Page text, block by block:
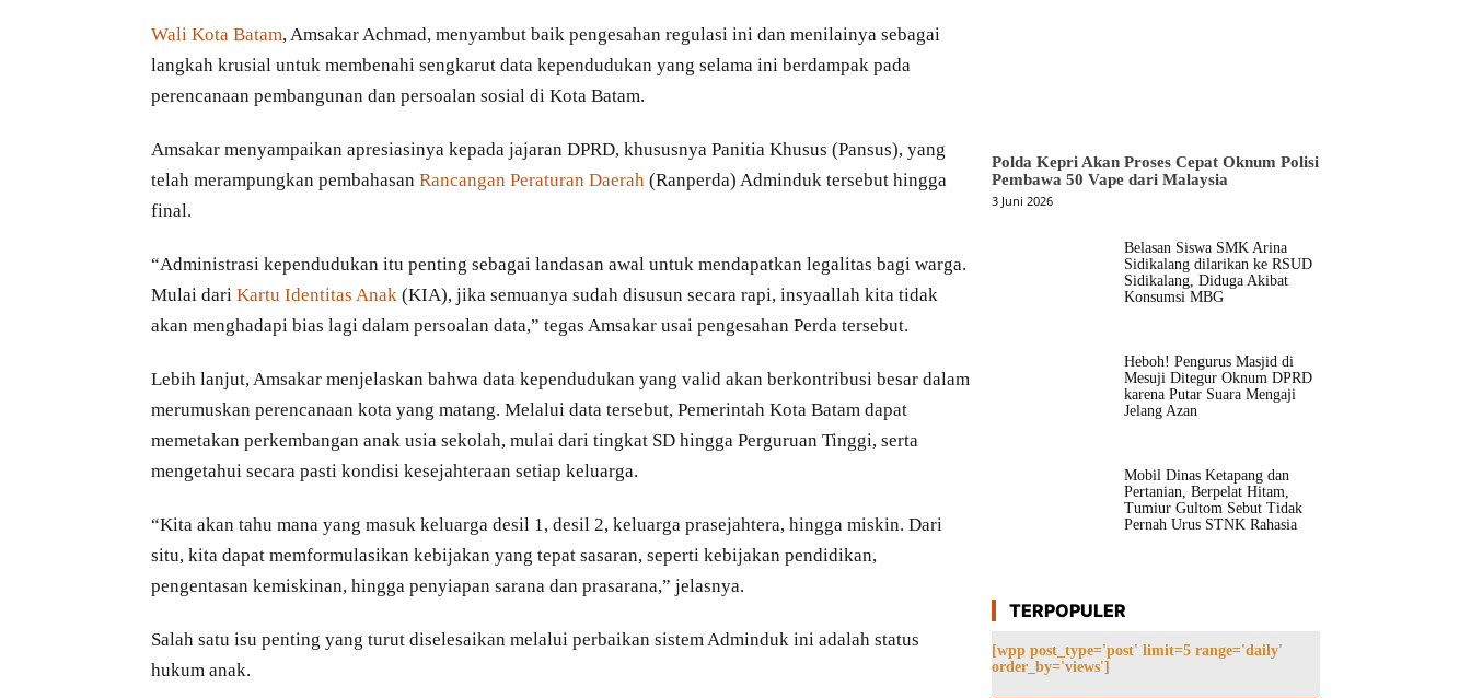
Wali Kota Batam, Amsakar Achmad, menyambut baik pengesahan regulasi ini dan menilainya sebagai
langkah krusial untuk membenahi sengkarut data kependudukan yang selama ini berdampak pada
perencanaan pembangunan dan persoalan sosial di Kota Batam.
Amsakar menyampaikan apresiasinya kepada jajaran DPRD, khususnya Panitia Khusus (Pansus), yang
telah merampungkan pembahasan Rancangan Peraturan Daerah (Ranperda) Adminduk tersebut hingga
final.
“Administrasi kependudukan itu penting sebagai landasan awal untuk mendapatkan legalitas bagi warga.
Mulai dari Kartu Identitas Anak (KIA), jika semuanya sudah disusun secara rapi, insyaallah kita tidak
akan menghadapi bias lagi dalam persoalan data,” tegas Amsakar usai pengesahan Perda tersebut.
Lebih lanjut, Amsakar menjelaskan bahwa data kependudukan yang valid akan berkontribusi besar dalam
merumuskan perencanaan kota yang matang. Melalui data tersebut, Pemerintah Kota Batam dapat
memetakan perkembangan anak usia sekolah, mulai dari tingkat SD hingga Perguruan Tinggi, serta
mengetahui secara pasti kondisi kesejahteraan setiap keluarga.
“Kita akan tahu mana yang masuk keluarga desil 1, desil 2, keluarga prasejahtera, hingga miskin. Dari
situ, kita dapat memformulasikan kebijakan yang tepat sasaran, seperti kebijakan pendidikan,
pengentasan kemiskinan, hingga penyiapan sarana dan prasarana,” jelasnya.
Salah satu isu penting yang turut diselesaikan melalui perbaikan sistem Adminduk ini adalah status
hukum anak.
Polda Kepri Akan Proses Cepat Oknum Polisi
Pembawa 50 Vape dari Malaysia
3 Juni 2026
Belasan Siswa SMK Arina
Sidikalang dilarikan ke RSUD
Sidikalang, Diduga Akibat
Konsumsi MBG
Heboh! Pengurus Masjid di
Mesuji Ditegur Oknum DPRD
karena Putar Suara Mengaji
Jelang Azan
Mobil Dinas Ketapang dan
Pertanian, Berpelat Hitam,
Tumiur Gultom Sebut Tidak
Pernah Urus STNK Rahasia
TERPOPULER
[wpp post_type='post' limit=5 range='daily'
order_by='views']